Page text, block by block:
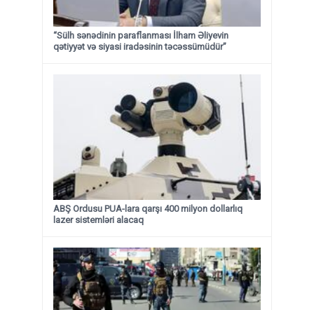
“Sülh sənədinin paraflanması İlham Əliyevin
qətiyyət və siyasi iradəsinin təcəssümüdür”
ABŞ Ordusu PUA-lara qarşı 400 milyon dollarlıq
lazer sistemləri alacaq